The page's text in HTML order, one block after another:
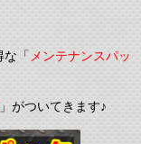
な「メンテナンスパッ
」がついてきます♪